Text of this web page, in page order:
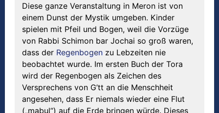
Diese ganze Veranstaltung in Meron ist von
einem Dunst der Mystik umgeben. Kinder
spielen mit Pfeil und Bogen, weil die Vorzüge
von Rabbi Schimon bar Jochai so groß waren,
dass der Regenbogen zu Lebzeiten nie
beobachtet wurde. Im ersten Buch der Tora
wird der Regenbogen als Zeichen des
Versprechens von G’tt an die Menschheit
angesehen, dass Er niemals wieder eine Flut
(„mabul“) auf die Erde bringen würde. Dieses